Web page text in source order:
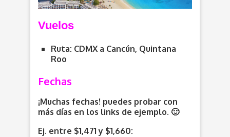
Vuelos
Ruta: CDMX a Cancún, Quintana
Roo
Fechas
¡Muchas fechas! puedes probar con
más días en los links de ejemplo. 🙂
Ej. entre $1,471 y $1,660: